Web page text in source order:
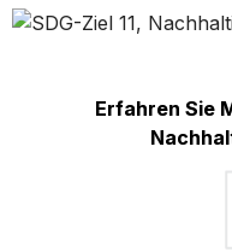
Erfahren Sie